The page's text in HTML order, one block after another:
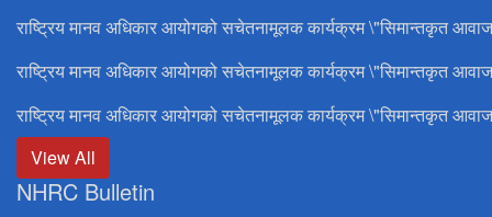
राष्ट्रिय मानव अधिकार आयोगको सचेतनामूलक कार्यक्रम \"सिमान्तकृत
राष्ट्रिय मानव अधिकार आयोगको सचेतनामूलक कार्यक्रम \"सिमान्तकृत
राष्ट्रिय मानव अधिकार आयोगको सचेतनामूलक कार्यक्रम \"सिमान्तकृत
View All
NHRC Bulletin